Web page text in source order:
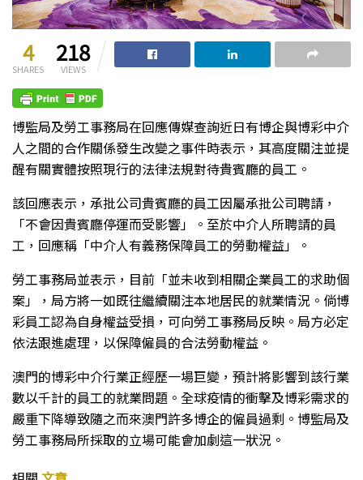
4
SHARES
218
VIEWS
博監局及勞工事務局在回應傳媒查詢近日有博企與博彩中介
人之間的合作關係發生改變之事件時表示，其高度關注並提
醒有關實體按照現行的法律法規對待貴賓廳的員工。
該回應表示，承批公司貴賓廳的員工因屬承批公司聘請，
「不會因貴賓廳停運而受影響」。至於中介人所聘請的員
工，回應稱「中介人有義務保障員工的勞動權益」。
勞工事務局並表示，目前「並未收到相關企業員工的求助個
案」，局方將一如既往繼續關注本地居民的就業情況。倘博
彩員工認為自身權益受損，可向勞工事務局反映。局方必定
依法跟進處理，以保障僱員的合法勞動權益。
澳門的博彩中介行業正經歷一場巨變，預計將影響到該行業
數以千計的員工的就業問題。全球疫情的衝擊及博彩需求的
嚴重下降導致隨之而來澳門許多博企的僱員過剩。博監局及
勞工事務局所採取的立場可能會加劇這一狀況。